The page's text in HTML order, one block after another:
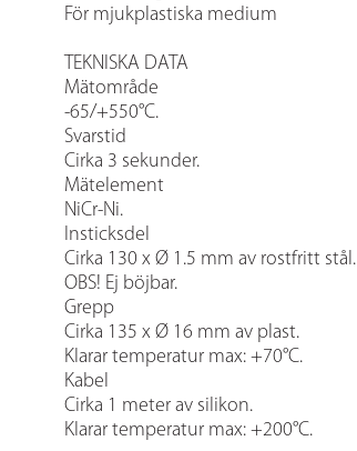
För mjukplastiska medium
TEKNISKA DATA
Mätområde
-65/+550°C.
Svarstid
Cirka 3 sekunder.
Mätelement
NiCr-Ni.
Insticksdel
Cirka 130 x Ø 1.5 mm av rostfritt stål.
OBS! Ej böjbar.
Grepp
Cirka 135 x Ø 16 mm av plast.
Klarar temperatur max: +70°C.
Kabel
Cirka 1 meter av silikon.
Klarar temperatur max: +200°C.